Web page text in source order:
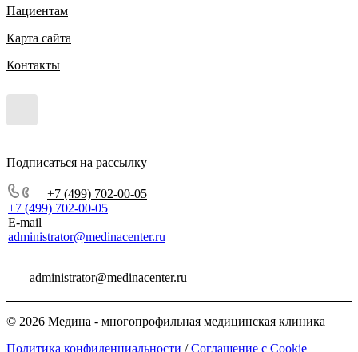
Пациентам
Карта сайта
Контакты
Подписаться на рассылку
+7 (499) 702-00-05
+7 (499) 702-00-05
E-mail
administrator@medinacenter.ru
administrator@medinacenter.ru
© 2026 Медина - многопрофильная медицинская клиника
Политика конфиденциальности /Соглашение с Cookie